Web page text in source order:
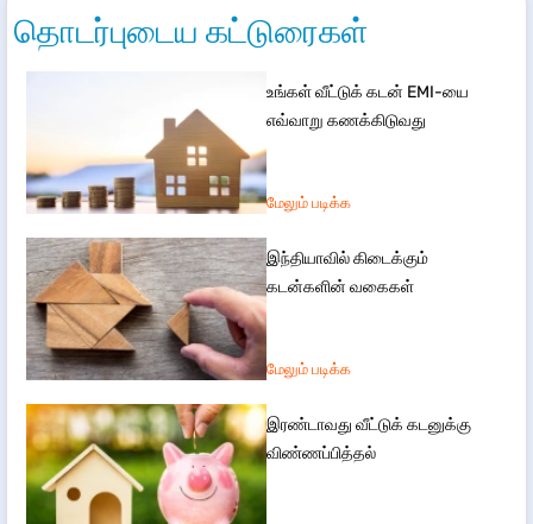
தொடர்புடைய கட்டுரைகள்
உங்கள் வீட்டுக் கடன் EMI-யை
எவ்வாறு கணக்கிடுவது
மேலும் படிக்க
இந்தியாவில் கிடைக்கும்
கடன்களின் வகைகள்
மேலும் படிக்க
இரண்டாவது வீட்டுக் கடனுக்கு
விண்ணப்பித்தல்